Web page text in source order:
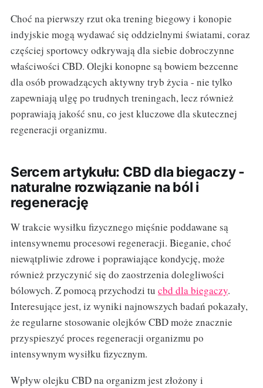
Choć na pierwszy rzut oka trening biegowy i konopie
indyjskie mogą wydawać się oddzielnymi światami, coraz
częściej sportowcy odkrywają dla siebie dobroczynne
właściwości CBD. Olejki konopne są bowiem bezcenne
dla osób prowadzących aktywny tryb życia - nie tylko
zapewniają ulgę po trudnych treningach, lecz również
poprawiają jakość snu, co jest kluczowe dla skutecznej
regeneracji organizmu.
Sercem artykułu: CBD dla biegaczy -
naturalne rozwiązanie na ból i
regenerację
W trakcie wysiłku fizycznego mięśnie poddawane są
intensywnemu procesowi regeneracji. Bieganie, choć
niewątpliwie zdrowe i poprawiające kondycję, może
również przyczynić się do zaostrzenia dolegliwości
bólowych. Z pomocą przychodzi tu cbd dla biegaczy.
Interesujące jest, iz wyniki najnowszych badań pokazały,
że regularne stosowanie olejków CBD może znacznie
przyspieszyć proces regeneracji organizmu po
intensywnym wysiłku fizycznym.
Wpływ olejku CBD na organizm jest złożony i